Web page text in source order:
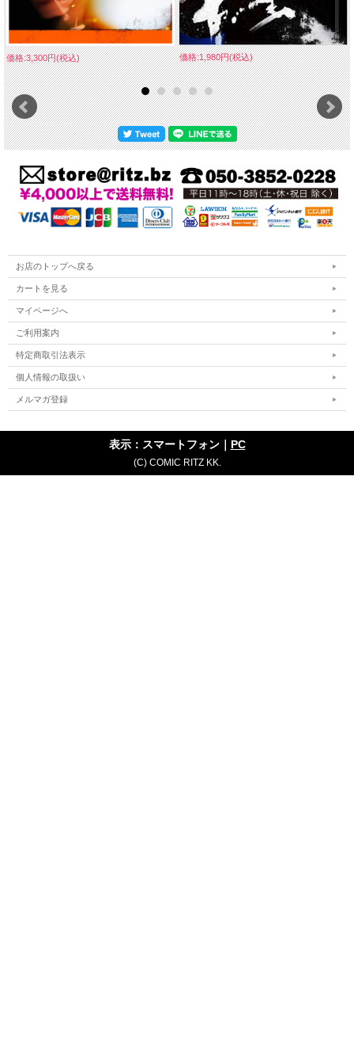
価格:3,300円(税込) 価格:1,980円(税込)
お店のトップへ戻る
カートを見る
マイページへ
ご利用案内
特定商取引法表示
個人情報の取扱い
メルマガ登録
表示：スマートフォン｜ PC
(C) COMIC RITZ KK.